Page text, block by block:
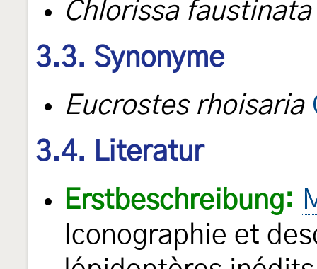
Chlorissa faustinata
3.3. Synonyme
Eucrostes rhoisaria
3.4. Literatur
Erstbeschreibung:
Iconographie et